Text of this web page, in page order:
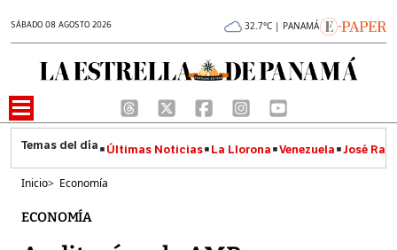
SÁBADO 08 AGOSTO 2026 32.7°C | PANAMÁ
Últimas Noticias La Llorona Venezuela José
Inicio> Economía
ECONOMÍA